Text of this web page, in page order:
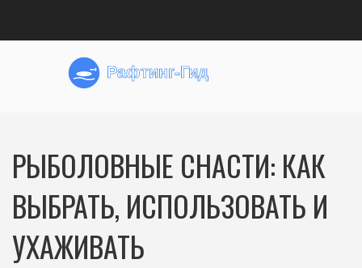
РЫБОЛОВНЫЕ СНАСТИ: КАК
ВЫБРАТЬ, ИСПОЛЬЗОВАТЬ И
УХАЖИВАТЬ